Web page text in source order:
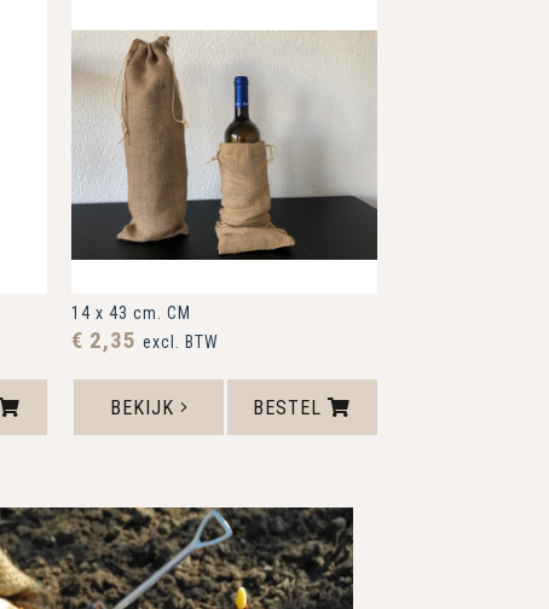
14 x 43 cm. CM
€ 2,35 excl. BTW
BEKIJK BESTEL